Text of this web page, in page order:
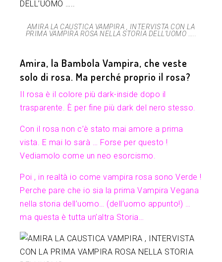
AMIRA LA CAUSTICA VAMPIRA , INTERVISTA CON LA
PRIMA VAMPIRA ROSA NELLA STORIA DELL’UOMO …..
Amira, la Bambola Vampira, che veste
solo di rosa. Ma perché proprio il rosa?
Il rosa è il colore più dark-inside dopo il
trasparente. È per fine più dark del nero stesso.
Con il rosa non c’è stato mai amore a prima
vista. E mai lo sarà … Forse per questo !
Vediamolo come un neo esorcismo.
Poi , in realtà io come vampira rosa sono Verde !
Perche pare che io sia la prima Vampira Vegana
nella storia dell’uomo… (dell’uomo appunto!) …
ma questa è tutta un’altra Storia…